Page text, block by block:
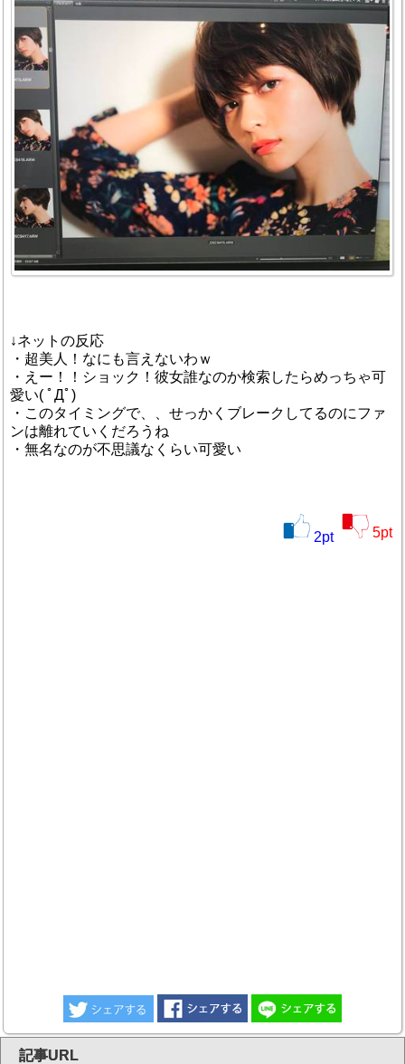
↓ネットの反応
・超美人！なにも言えないわｗ
・えー！！ショック！彼女誰なのか検索したらめっちゃ可
愛い( ﾟДﾟ)
・このタイミングで、、せっかくブレークしてるのにファ
ンは離れていくだろうね
・無名なのが不思議なくらい可愛い
2pt 5pt
記事URL